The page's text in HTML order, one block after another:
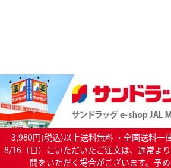
3,980円(税込)以上送料無料 ・全国送料一
8/16（日）にいただいたご注文は、通常よ
間をいただく場合がございます。予め